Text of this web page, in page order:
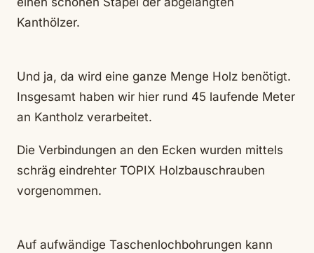
Kanthölzer.
Und ja, da wird eine ganze Menge Holz benötigt.
Insgesamt haben wir hier rund 45 laufende Meter
an Kantholz verarbeitet.
Die Verbindungen an den Ecken wurden mittels
schräg eindrehter TOPIX Holzbauschrauben
vorgenommen.
Auf aufwändige Taschenlochbohrungen kann